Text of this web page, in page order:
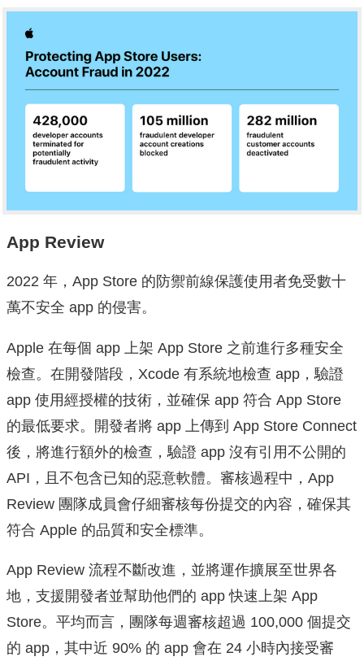
App Review
2022 年，App Store 的防禦前線保護使用者免受數十
萬不安全 app 的侵害。
Apple 在每個 app 上架 App Store 之前進行多種安全
檢查。在開發階段，Xcode 有系統地檢查 app，驗證
app 使用經授權的技術，並確保 app 符合 App Store
的最低要求。開發者將 app 上傳到 App Store Connect
後，將進行額外的檢查，驗證 app 沒有引用不公開的
API，且不包含已知的惡意軟體。審核過程中，App
Review 團隊成員會仔細審核每份提交的內容，確保其
符合 Apple 的品質和安全標準。
App Review 流程不斷改進，並將運作擴展至世界各
地，支援開發者並幫助他們的 app 快速上架 App
Store。平均而言，團隊每週審核超過 100,000 個提交
的 app，其中近 90% 的 app 會在 24 小時內接受審